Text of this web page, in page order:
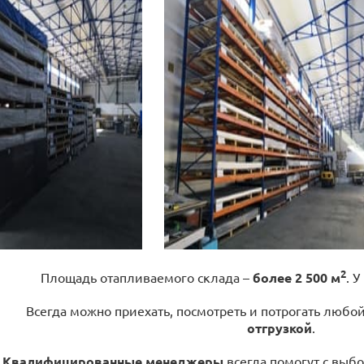
Площадь отапливаемого склада – более 2 500 м2. У
Всегда можно приехать, посмотреть и потрогать
отгрузкой.